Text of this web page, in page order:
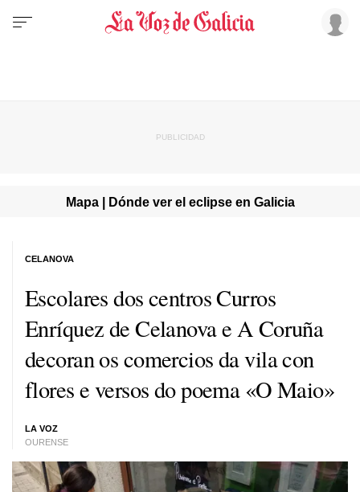
Mapa | Dónde ver el eclipse en Galicia
Escolares dos centros Curros
Enríquez de Celanova e A Coruña
decoran os comercios da vila con
flores e versos do poema «O Maio»
LA VOZ
OURENSE
CELANOVA